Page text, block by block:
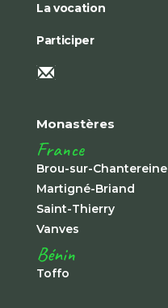
La vocation
Participer
Monastères
France
Brou-sur-Chantereine
Martigné-Briand
Saint-Thierry
Vanves
Bénin
Toffo